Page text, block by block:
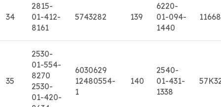
34
2815-
01-412-
8161
5743282 139
6220-
01-094-
1440
35
2530-
01-554-
8270
2530-
01-420-
6030629
12480554-
1
140
2540-
01-431-
1338